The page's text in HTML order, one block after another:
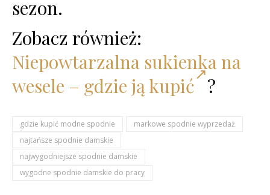
sezon.
Zobacz również:
Niepowtarzalna sukienka na
wesele – gdzie ją kupić ?
gdzie kupić modne spodnie
markowe spodnie wyprzedaż
najtańsze spodnie damskie
najwygodniejsze spodnie damskie
wygodne spodnie damskie do pracy